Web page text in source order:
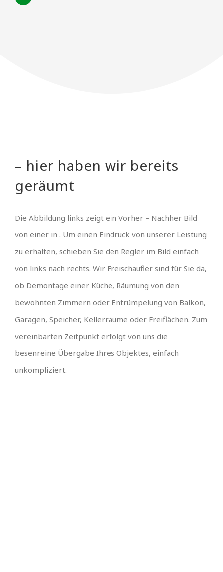
– hier haben wir bereits
geräumt
Die Abbildung links zeigt ein Vorher – Nachher Bild
von einer in . Um einen Eindruck von unserer Leistung
zu erhalten, schieben Sie den Regler im Bild einfach
von links nach rechts. Wir Freischaufler sind für Sie da,
ob Demontage einer Küche, Räumung von den
bewohnten Zimmern oder Entrümpelung von Balkon,
Garagen, Speicher, Kellerräume oder Freiflächen. Zum
vereinbarten Zeitpunkt erfolgt von uns die
besenreine Übergabe Ihres Objektes, einfach
unkompliziert.